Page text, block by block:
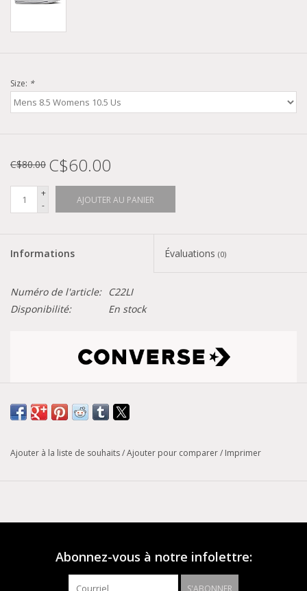
Size: *
C$80.00 C$60.00
+
-
AJOUTER AU PANIER
Informations Évaluations (0)
Numéro de l'article:
C22LI
Disponibilité:
En stock
Tableau de conversion des pointures
Modèle : Chuck Taylor All Star
design Chuck Taylor All Star classiques comme un bout en
Ajouter à la liste de souhaits/Ajouter pour comparer/ Imprimer
Abonnez-vous à notre infolettre: